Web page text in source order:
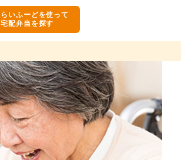
らいふーどを使って
宅配弁当を探す